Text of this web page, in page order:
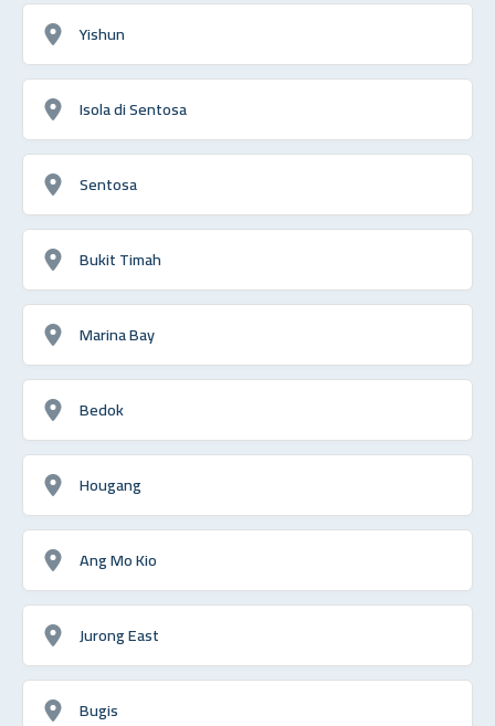
Yishun
Isola di Sentosa
Sentosa
Bukit Timah
Marina Bay
Bedok
Hougang
Ang Mo Kio
Jurong East
Bugis